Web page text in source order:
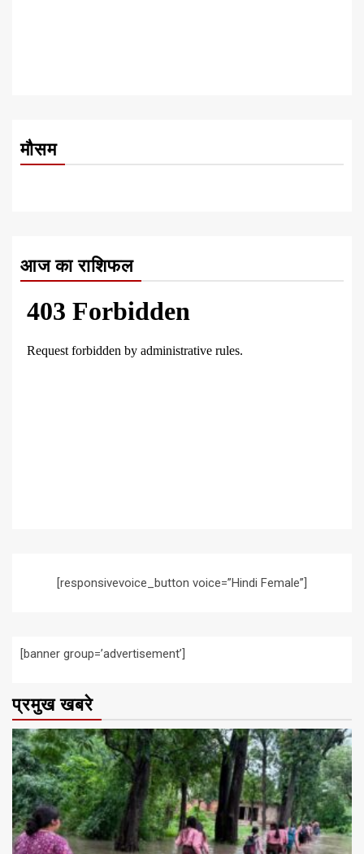
मौसम
आज का राशिफल
[responsivevoice_button voice=”Hindi Female”]
[banner group=’advertisement’]
प्रमुख खबरे